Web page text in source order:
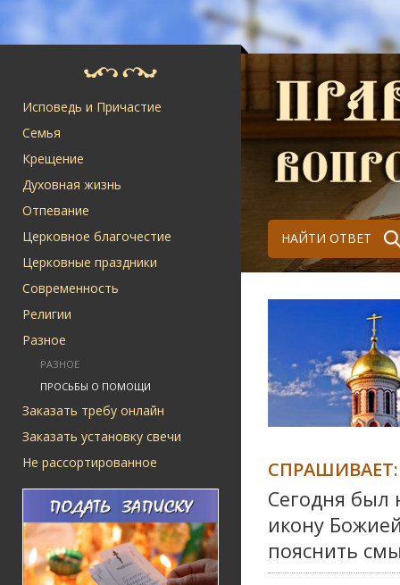
Исповедь и Причастие
Семья
Крещение
Духовная жизнь
Отпевание
Церковное благочестие
Церковные праздники
Современность
Религии
Разное
РАЗНОЕ
ПРОСЬБЫ О ПОМОЩИ
Заказать требу онлайн
Заказать установку свечи
Не рассортированное
НАЙТИ ОТВЕТ
СПРАШИВАЕТ:
Сегодня был
икону
пояснить